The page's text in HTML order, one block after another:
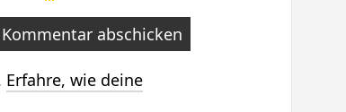
Erfahre, wie deine